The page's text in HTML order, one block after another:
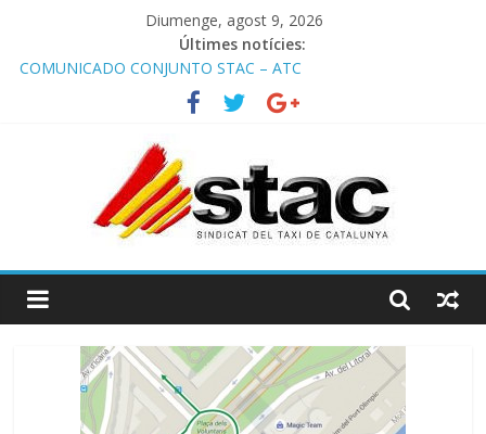
Diumenge, agost 9, 2026
Últimes notícies:
COMUNICADO CONJUNTO STAC – ATC
Comunicado STAC/ ATC de la reunión con los Mossos d
‘Esquadra del aeropuerto de Barcelona.
Programa de Radio TAXI LIBRE 29.07.2026 en COOLTURA FM.
STAC/ATC SOLICITAN TAULA TÈCNICA PARA MEJORAR LA
OPERATIVA DE ENTRADA EN EL PUERTO DE BARCELONA.
Programa de Radio TAXI LIBRE 22.07.2026 en COOLTURA FM.